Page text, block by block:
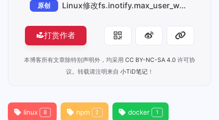
原创 Linux修改fs.inotify.max_user_watches
打赏作者
本博客所有文章除特别声明外，均采用 CC BY-NC-SA 4.0 许可协
议。转载请注明来自 小TiD笔记！
linux 8 npm 2 docker 1